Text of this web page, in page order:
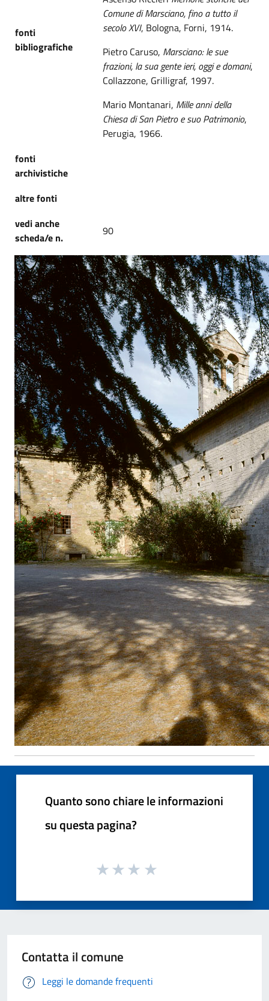
fonti
bibliografiche
Comune di Marsciano, fino a tutto il
secolo XVI, Bologna, Forni, 1914.
Pietro Caruso, Marsciano: le sue
frazioni, la sua gente ieri, oggi e domani,
Collazzone, Grilligraf, 1997.
Mario Montanari, Mille anni della
Chiesa di San Pietro e suo Patrimonio,
Perugia, 1966.
fonti
archivistiche
altre fonti
vedi anche
scheda/e n.
90
Quanto sono chiare le informazioni
su questa pagina?
Contatta il comune
Leggi le domande frequenti